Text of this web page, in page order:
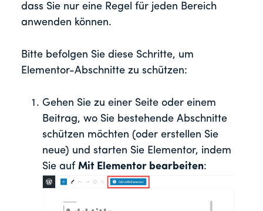
dass Sie nur eine Regel für jeden Bereich
anwenden können.
Bitte befolgen Sie diese Schritte, um
Elementor-Abschnitte zu schützen:
Gehen Sie zu einer Seite oder einem
Beitrag, wo Sie bestehende Abschnitte
schützen möchten (oder erstellen Sie
neue) und starten Sie Elementor, indem
Sie auf Mit Elementor bearbeiten: